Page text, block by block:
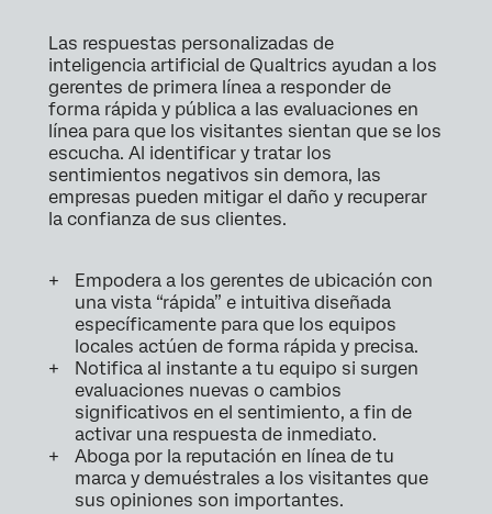
Las respuestas personalizadas de
inteligencia artificial de Qualtrics ayudan a los
gerentes de primera línea a responder de
forma rápida y pública a las evaluaciones en
línea para que los visitantes sientan que se los
escucha. Al identificar y tratar los
sentimientos negativos sin demora, las
empresas pueden mitigar el daño y recuperar
la confianza de sus clientes.
Empodera a los gerentes de ubicación con
una vista “rápida” e intuitiva diseñada
específicamente para que los equipos
locales actúen de forma rápida y precisa.
Notifica al instante a tu equipo si surgen
evaluaciones nuevas o cambios
significativos en el sentimiento, a fin de
activar una respuesta de inmediato.
Aboga por la reputación en línea de tu
marca y demuéstrales a los visitantes que
sus opiniones son importantes.